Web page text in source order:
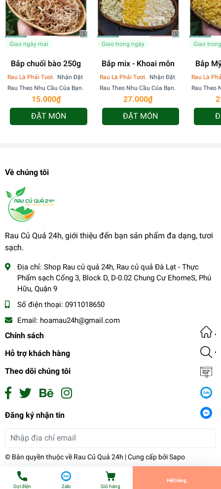
Giao ngày mai
Bắp chuối bào 250g
Rau Là Phải Tươi. Nhận Đặt
Rau Theo Nhu Cầu Của Bạn.
15.000₫
ĐẶT MÓN
Giao trong ngày
Bắp mix - Khoai môn
Rau Là Phải Tươi. Nhận Đặt
Rau Theo Nhu Cầu Của Bạn.
27.000₫
ĐẶT MÓN
Giao
Bắp
Rau Là
Rau Theo
Về chúng tôi
Rau Củ Quả 24h, giới thiệu đến bạn sản phẩm đa dạng, tươi
sạch.
Địa chỉ: Shop Rau củ quả 24h, Rau củ quả Đà Lạt - Thực
Phẩm sạch Cổng 3, Block D, D-0.02 Chung Cư EhomeS, Phú
Hữu, Quận 9
Số điện thoại: 0911018650
Email: hoamau24h@gmail.com
Chính sách
Hỗ trợ khách hàng
Theo dõi chúng tôi
Đăng ký nhận tin
© Bản quyền thuộc về Rau Củ Quả 24h | Cung cấp bởiSapo
19.000₫
Tiến Hành Thanh Toán
Gọi điện Zalo Giỏ hàng
Hết hàng